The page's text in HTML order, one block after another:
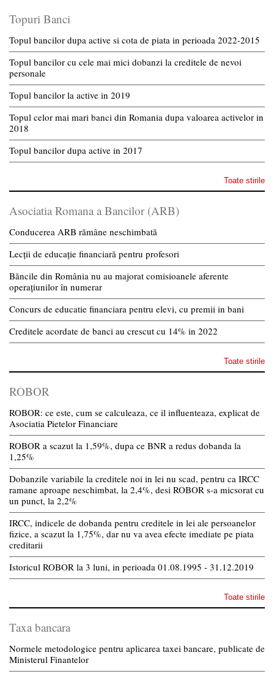
Topuri Banci
Topul bancilor dupa active si cota de piata in perioada 2022-2015
Topul bancilor cu cele mai mici dobanzi la creditele de nevoi
personale
Topul bancilor la active in 2019
Topul celor mai mari banci din Romania dupa valoarea activelor in
2018
Topul bancilor dupa active in 2017
Toate stirile
Asociatia Romana a Bancilor (ARB)
Conducerea ARB rămâne neschimbată
Lecții de educație financiară pentru profesori
Băncile din România nu au majorat comisioanele aferente
operațiunilor în numerar
Concurs de educatie financiara pentru elevi, cu premii in bani
Creditele acordate de banci au crescut cu 14% in 2022
Toate stirile
ROBOR
ROBOR: ce este, cum se calculeaza, ce il influenteaza, explicat de
Asociatia Pietelor Financiare
ROBOR a scazut la 1,59%, dupa ce BNR a redus dobanda la
1,25%
Dobanzile variabile la creditele noi in lei nu scad, pentru ca IRCC
ramane aproape neschimbat, la 2,4%, desi ROBOR s-a micsorat cu
un punct, la 2,2%
IRCC, indicele de dobanda pentru creditele in lei ale persoanelor
fizice, a scazut la 1,75%, dar nu va avea efecte imediate pe piata
creditarii
Istoricul ROBOR la 3 luni, in perioada 01.08.1995 - 31.12.2019
Toate stirile
Taxa bancara
Normele metodologice pentru aplicarea taxei bancare, publicate de
Ministerul Finantelor